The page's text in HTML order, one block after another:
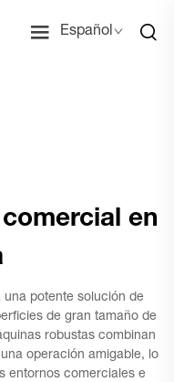
Español
en
potente solución de
de gran tamaño de
robustas combinan
operación amigable, lo
entornos comerciales e